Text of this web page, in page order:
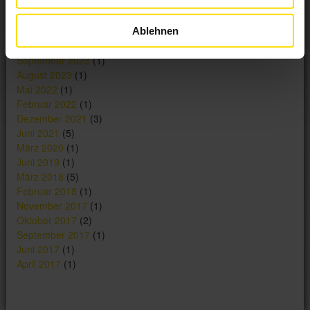
Ablehnen
Juli 2024(2)
Dezember 2023(1)
September 2023(1)
August 2023 (1)
Mai 2022 (1)
Februar 2022 (1)
Dezember 2021 (3)
Juni 2021 (5)
März 2020 (1)
Juni 2019 (1)
März 2018 (5)
Februar 2018 (1)
November 2017 (1)
Oktober 2017 (2)
September 2017 (1)
Juni 2017 (1)
April 2017 (1)